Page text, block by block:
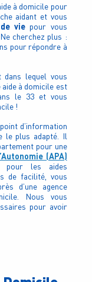
à domicile pour
aidant et vous
vie pour vous
cherchez plus :
pour répondre à
lequel vous
aide à domicile est
le 33 et vous
!
d’information
le plus adapté. Il
pour une
(APA)
pour les aides
de facilité, vous
d’une agence
Nous vous
pour avoir